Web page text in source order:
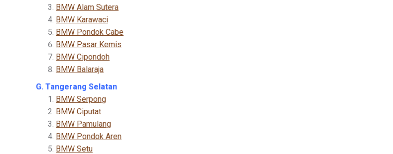
BMW Alam Sutera
BMW Karawaci
BMW Pondok Cabe
BMW Pasar Kemis
BMW Cipondoh
BMW Balaraja
G. Tangerang Selatan
BMW Serpong
BMW Ciputat
BMW Pamulang
BMW Pondok Aren
BMW Setu